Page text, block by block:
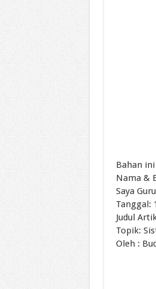
Bahan
Nama &
Saya
Tanggal:
Judul
Topik:
Oleh :